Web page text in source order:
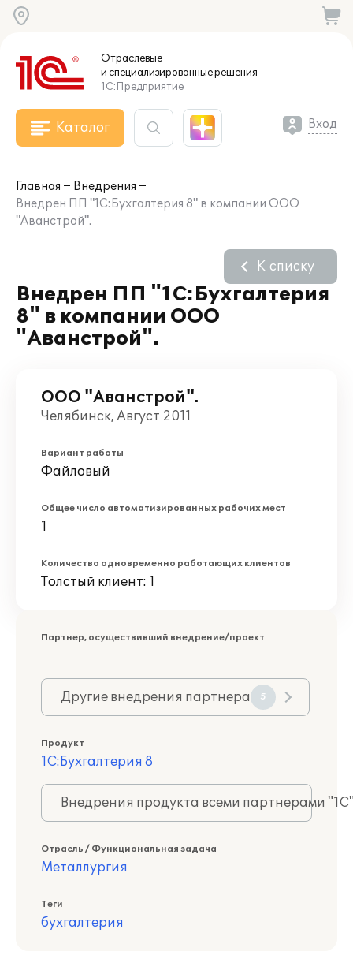
Отраслевые
и специализированныерешения
1С:Предприятие
Каталог Вход
Главная
Внедрения
Внедрен ПП "1С:Бухгалтерия 8" в компании ООО
"Аванстрой".
Внедрен ПП "1С:Бухгалтерия
8" в компании ООО
"Аванстрой".
К списку
ООО "Аванстрой".
Челябинск, Август 2011
Вариант работы
Файловый
Общее число автоматизированных рабочих мест
1
Количество одновременно работающих клиентов
Толстый клиент: 1
Партнер, осуществивший внедрение/проект
Другие внедрения партнера 5
Продукт
1С:Бухгалтерия 8
Внедрения продукта всеми партнерами
Отрасль / Функциональная задача
Металлургия
Теги
бухгалтерия